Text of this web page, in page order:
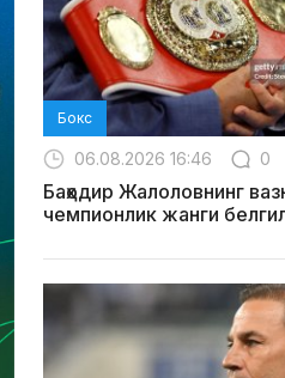
Бокс
06.08.2026 16:46 0
Баҳодир Жалоловнинг
чемпионлик жанги